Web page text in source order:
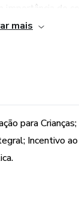
a importância de
amor e
tudo
este
e cultivar a fé
emocionante de
mais
para
Incentivo